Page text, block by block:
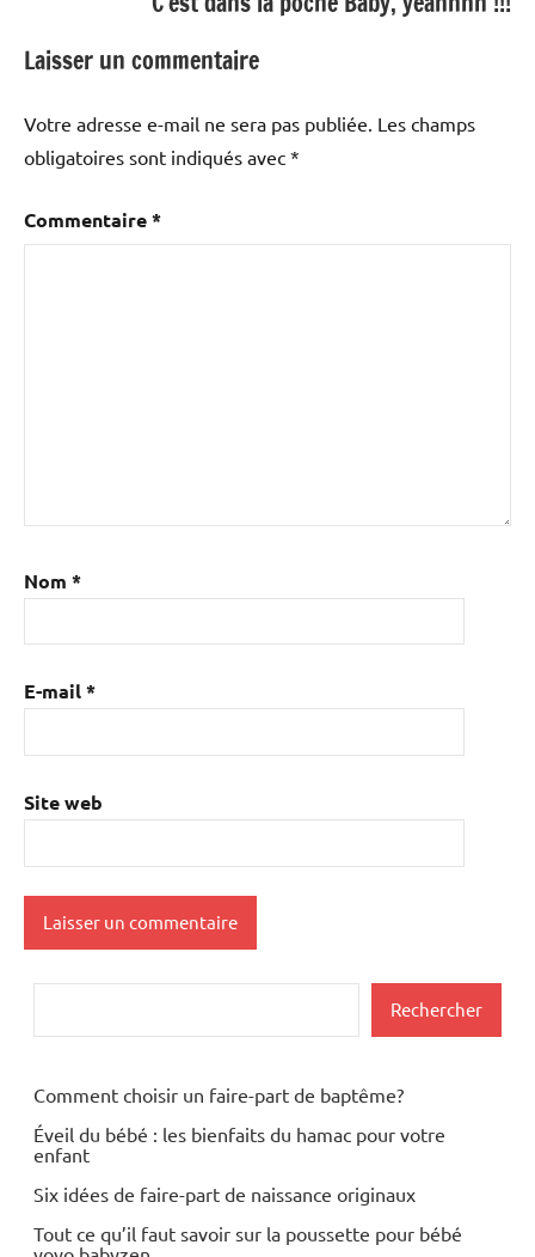
Laisser un commentaire
Votre adresse e-mail ne sera pas publiée. Les champs
obligatoires sont indiqués avec *
Commentaire*
Nom *
E-mail*
Site web
Rechercher
Comment choisir un faire-part de baptême?
Éveil du bébé : les bienfaits du hamac pour votre
enfant
Six idées de faire-part de naissance originaux
Tout ce qu’il faut savoir sur la poussette pour bébé